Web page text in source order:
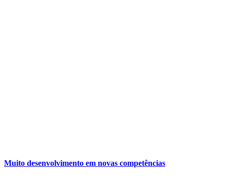
Muito desenvolvimento em novas competências